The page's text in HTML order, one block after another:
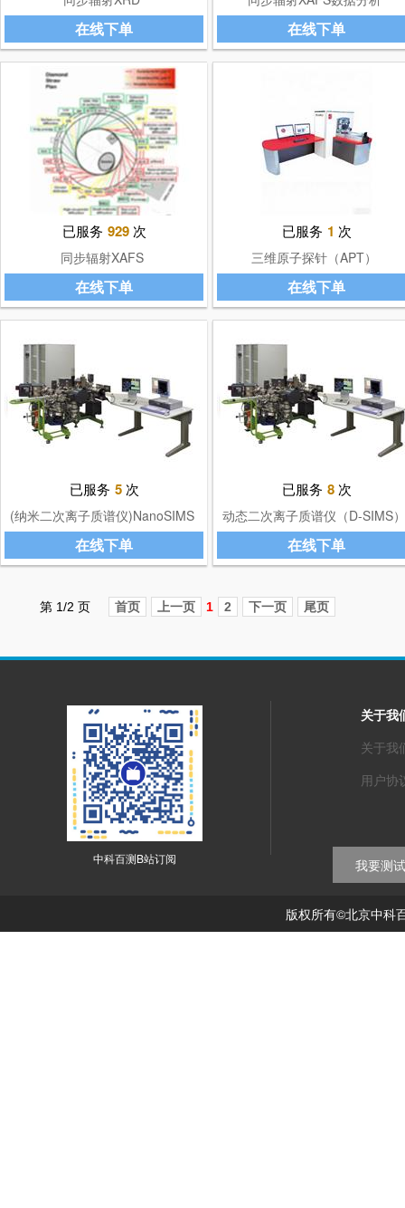
在线下单 在线下单
已服务 929次
同步辐射XAFS
在线下单
已服务 1 次
三维原子探针（APT）
在线下单
已服务 5次
(纳米二次离子质谱仪)NanoSIMS
在线下单
已服务 8次
动态二次离子质谱仪（D-SIMS）
半导体元素定量
在线下单
第 1/2 页 首页 上一页 1 2 下一页 尾页
中科百测B站订阅
关于我
关于我
用户协
我要测试
版权所有©北京中科